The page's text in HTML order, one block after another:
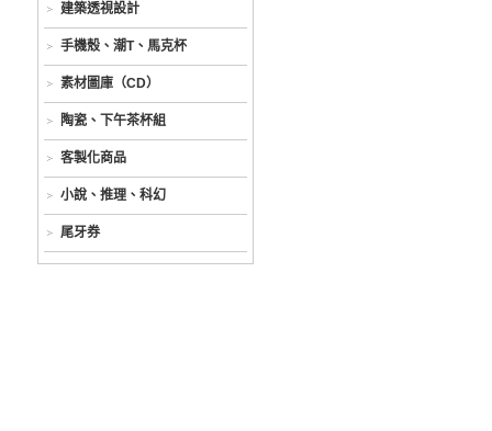
建築透視設計
手機殼、潮T、馬克杯
素材圖庫（CD）
陶瓷、下午茶杯組
客製化商品
小說、推理、科幻
尾牙券